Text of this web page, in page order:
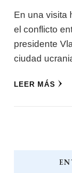
En una visita
el conflicto
presidente
ciudad
LEER MÁS